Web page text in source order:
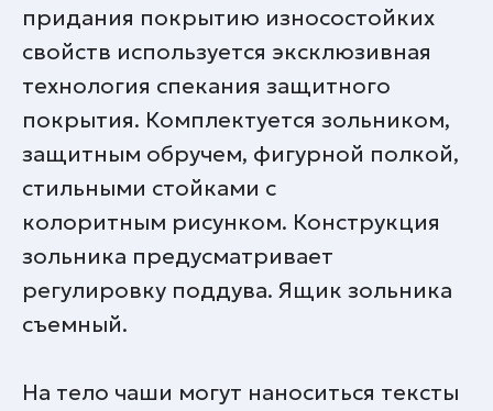
придания покрытию износостойких
свойств используется эксклюзивная
технология спекания защитного
покрытия. Комплектуется зольником,
защитным обручем, фигурной полкой,
стильными стойками с
колоритным рисунком. Конструкция
зольника предусматривает
регулировку поддува. Ящик зольника
съемный.
На тело чаши могут наноситься тексты